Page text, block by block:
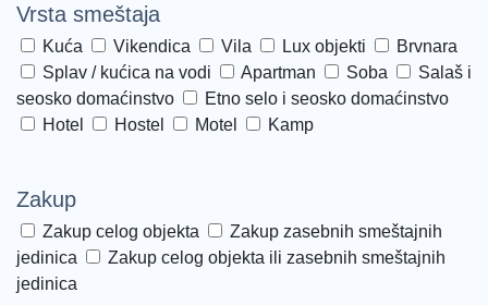
skromnijom ponudom smeštajnih objekata
i pristupačnijoj ceni široj populaciji
. Sitonija
apartmani su pristupačnija varijanta, ali
jednako kvalietan smeštaj za sve one koji žele
poluostrvu.
Nikiti plaža
Vrsta smeštaja
Kuća Vikendica Vila Lux objekti
Brvnara
Splav / kućica na vodi
Apartman Soba
Salaš i
seosko domaćinstvo
Etno selo i seosko domaćinstvo
Hotel
Hostel Motel Kamp
Zakup
Zakup celog objekta
Zakup zasebnih smeštajnih
jedinica
Zakup celog objekta ili zasebnih smeštajnih
jedinica